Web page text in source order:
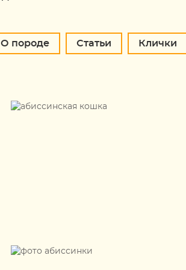
О породе Статьи Клички